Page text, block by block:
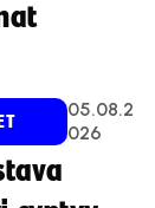
05.08.2
026